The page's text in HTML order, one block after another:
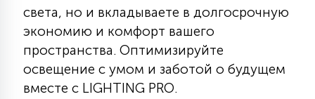
света, но и вкладываете в долгосрочную
экономию и комфорт вашего
пространства. Оптимизируйте
освещение с умом и заботой о будущем
вместе с LIGHTING PRO.